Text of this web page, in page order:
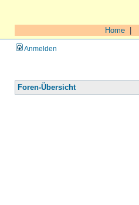
Home
Anmelden
Foren-Übersicht